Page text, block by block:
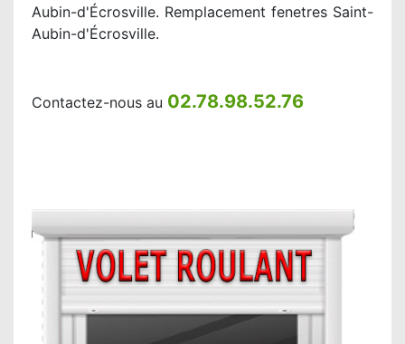
Aubin-d'Écrosville. Remplacement fenetres Saint-
Aubin-d'Écrosville.
Contactez-nous au 02.78.98.52.76